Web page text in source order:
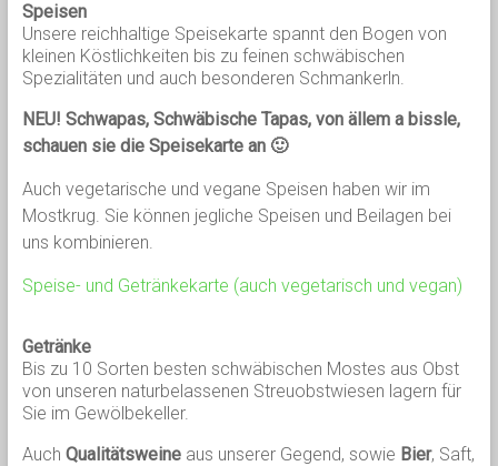
Speisen
Unsere reichhaltige Speisekarte spannt den Bogen von
kleinen Köstlichkeiten bis zu feinen schwäbischen
Spezialitäten und auch besonderen Schmankerln.
NEU! Schwapas, Schwäbische Tapas, von ällem a bissle,
schauen sie die Speisekarte an 🙂
Auch vegetarische und vegane Speisen haben wir im
Mostkrug. Sie können jegliche Speisen und Beilagen bei
uns kombinieren.
Speise- und Getränkekarte (auch vegetarisch und vegan)
Getränke
Bis zu 10 Sorten besten schwäbischen Mostes aus Obst
von unseren naturbelassenen Streuobstwiesen lagern für
Sie im Gewölbekeller.
Auch Qualitätsweineaus unserer Gegend, sowie Bier, Saft,